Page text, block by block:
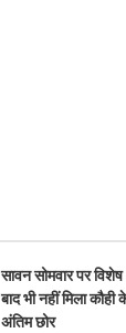
सावन सोमवार पर
बाद भी नहीं मिला
अंतिम छोर